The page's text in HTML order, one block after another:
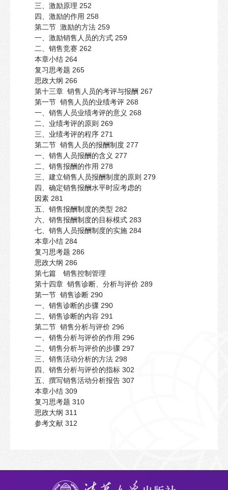
三、激励原理 252
四、激励的作用 258
第二节 激励的方法 259
一、激励销售人员的方式 259
二、销售竞赛 262
本章小结 264
复习思考题 265
思政大纲 266
第十三章 销售人员的考评与报酬 267
第一节 销售人员的业绩考评 268
一、销售人员业绩考评的意义 268
二、业绩考评的原则 269
三、业绩考评的程序 271
第二节 销售人员的报酬制度 277
一、销售人员报酬的含义 277
二、销售报酬的作用 278
三、建立销售人员报酬制度的原则 279
四、确定销售报酬水平时应考虑的
因素 281
五、销售报酬制度的类型 282
六、销售报酬制度的目标模式 283
七、销售人员报酬制度的实施 284
本章小结 284
复习思考题 286
思政大纲 286
第七篇 销售控制管理
第十四章 销售诊断、分析与评价 289
第一节 销售诊断 290
一、销售诊断的步骤 290
二、销售诊断的内容 291
第二节 销售分析与评价 296
一、销售分析与评价的作用 296
二、销售分析与评价的步骤 297
三、销售活动分析的方法 298
四、销售分析与评价的指标 302
五、撰写销售活动分析报告 307
本章小结 309
复习思考题 310
思政大纲 311
参考文献 312